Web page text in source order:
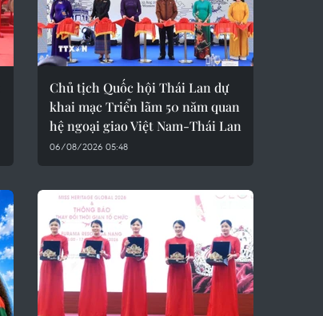
Chủ tịch Quốc hội Thái Lan dự
khai mạc Triển lãm 50 năm quan
hệ ngoại giao Việt Nam-Thái Lan
06/08/2026 05:48